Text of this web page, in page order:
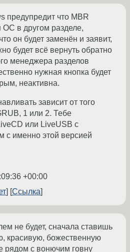
предупредит что MBR
ОС в другом разделе,
он будет заменён и заявит,
будет всё вернуть обратно
менеджера разделов
нужная кнопка будет
неактивна.
зависит от того
1 или 2. Тебе
или LiveUSB с
с именно этой версией
+00:00
Ссылка
не будет, сначала ставишь
красивую, божественную
рядом с вонючим говну